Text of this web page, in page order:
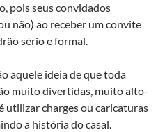
pois seus convidados
não) ao receber um convite
sério e formal.
aquele ideia de que toda
muito divertidas, muito alto-
utilizar charges ou caricaturas
a história do casal.